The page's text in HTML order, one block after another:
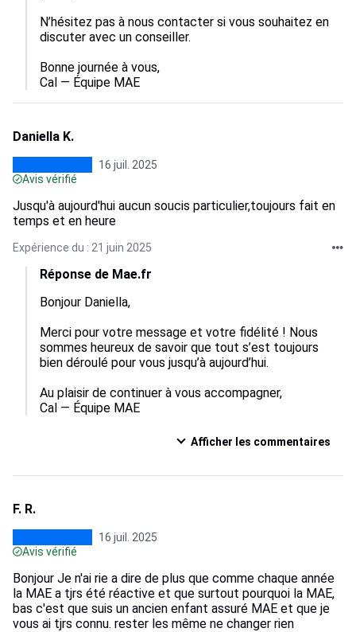
N’hésitez pas à nous contacter si vous souhaitez en
discuter avec un conseiller.
Bonne journée à vous,
Cal — Équipe MAE
Daniella K.
16 juil. 2025
Avis vérifié
Jusqu'à aujourd'hui aucun soucis particulier,toujours fait en
temps et en heure
Expérience du : 21 juin 2025
Réponse de Mae.fr
Bonjour Daniella,
Merci pour votre message et votre fidélité ! Nous
sommes heureux de savoir que tout s’est toujours
bien déroulé pour vous jusqu’à aujourd’hui.
Au plaisir de continuer à vous accompagner,
Cal — Équipe MAE
Afficher les commentaires
F. R.
16 juil. 2025
Avis vérifié
Bonjour Je n'ai rie a dire de plus que comme chaque année
la MAE a tjrs été réactive et que surtout pourquoi la MAE,
bas c'est que suis un ancien enfant assuré MAE et que je
vous ai tjrs connu. rester les même ne changer rien